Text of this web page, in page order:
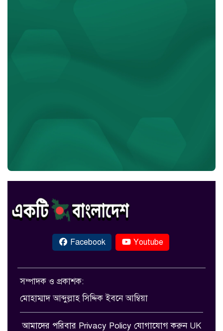
Facebook Youtube
সম্পাদক ও প্রকাশক:
মোহাম্মাদ আব্দুল্লাহ সিদ্দিক ইবনে আম্বিয়া
আমাদের পরিবার Privacy Policy যোগাযোগ করুনUK